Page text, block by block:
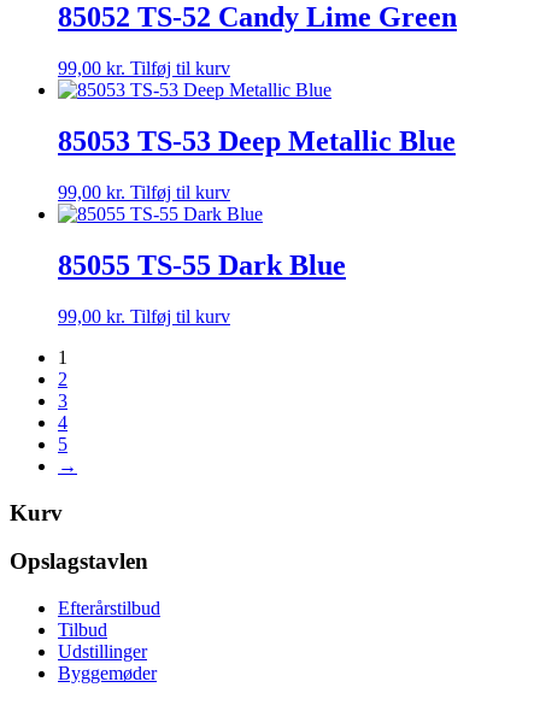
85052 TS-52 Candy Lime Green
99,00 kr. Tilføj til kurv
85053 TS-53 Deep Metallic Blue
99,00 kr. Tilføj til kurv
85055 TS-55 Dark Blue
99,00 kr. Tilføj til kurv
1
2
3
4
5
→
Kurv
Opslagstavlen
Efterårstilbud
Tilbud
Udstillinger
Byggemøder